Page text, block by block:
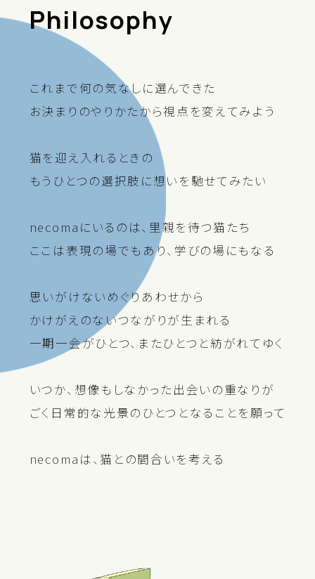
Philosophy
これまで何の気なしに選んできた
お決まりのやりかたから視点を変えてみよう
猫を迎え入れるときの
もうひとつの選択肢に想いを馳せてみたい
necomaにいるのは、里親を待つ猫たち
ここは表現の場でもあり、学びの場にもなる
思いがけないめぐりあわせから
かけがえのないつながりが生まれる
一期一会がひとつ、またひとつと紡がれてゆく
いつか、想像もしなかった出会いの重なりが
ごく日常的な光景のひとつとなることを願って
necomaは、猫との間合いを考える